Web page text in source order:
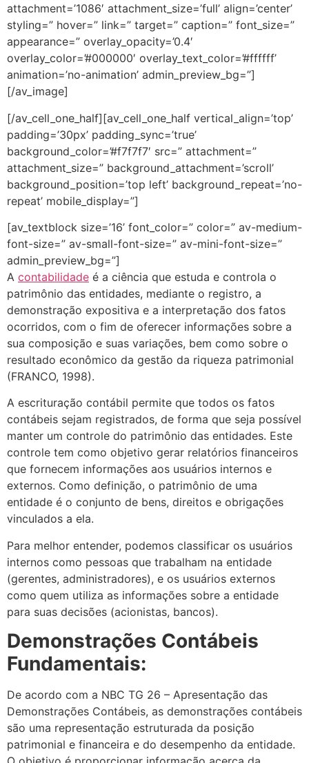
attachment=’1086′ attachment_size=’full’ align=’center’
styling=” hover=” link=” target=” caption=” font_size=”
appearance=” overlay_opacity=’0.4′
overlay_color=’#000000′ overlay_text_color=’#ffffff’
animation=’no-animation’ admin_preview_bg=”]
[/av_image]
[/av_cell_one_half][av_cell_one_half vertical_align=’top’
padding=’30px’ padding_sync=’true’
background_color=’#f7f7f7′ src=” attachment=”
attachment_size=” background_attachment=’scroll’
background_position=’top left’ background_repeat=’no-
repeat’ mobile_display=”]
[av_textblock size=’16’ font_color=” color=” av-medium-
font-size=” av-small-font-size=” av-mini-font-size=”
admin_preview_bg=”]
A contabilidade é a ciência que estuda e controla o
patrimônio das entidades, mediante o registro, a
demonstração expositiva e a interpretação dos fatos
ocorridos, com o fim de oferecer informações sobre a
sua composição e suas variações, bem como sobre o
resultado econômico da gestão da riqueza patrimonial
(FRANCO, 1998).
A escrituração contábil permite que todos os fatos
contábeis sejam registrados, de forma que seja possível
manter um controle do patrimônio das entidades. Este
controle tem como objetivo gerar relatórios financeiros
que fornecem informações aos usuários internos e
externos. Como definição, o patrimônio de uma
entidade é o conjunto de bens, direitos e obrigações
vinculados a ela.
Para melhor entender, podemos classificar os usuários
internos como pessoas que trabalham na entidade
(gerentes, administradores), e os usuários externos
como quem utiliza as informações sobre a entidade
para suas decisões (acionistas, bancos).
Demonstrações Contábeis
Fundamentais:
De acordo com a NBC TG 26 – Apresentação das
Demonstrações Contábeis, as demonstrações contábeis
são uma representação estruturada da posição
patrimonial e financeira e do desempenho da entidade.